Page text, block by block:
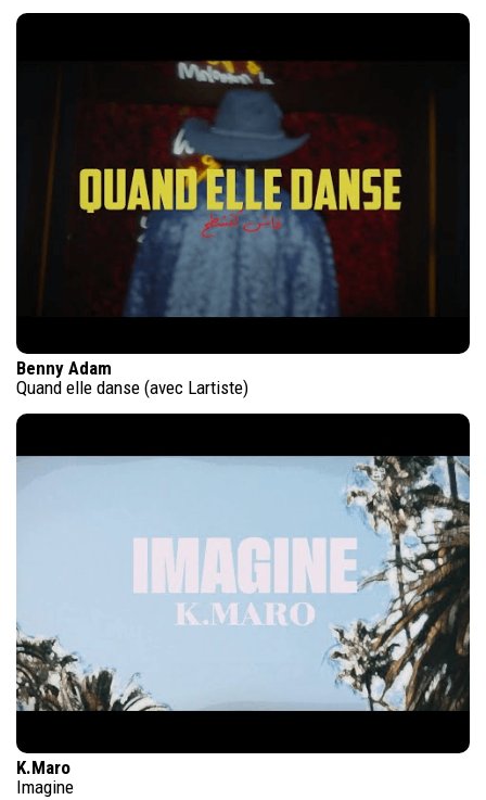
Benny Adam
Quand elle danse (avec Lartiste)
K.Maro
Imagine